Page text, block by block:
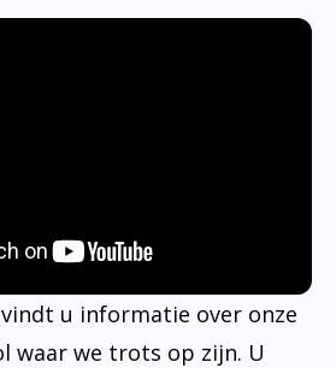
u informatie over onze
waar we trots op zijn. U